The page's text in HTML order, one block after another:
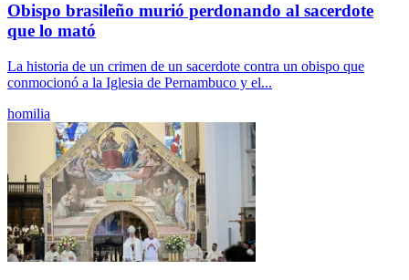
Obispo brasileño murió perdonando al sacerdote
que lo mató
La historia de un crimen de un sacerdote contra un obispo que
conmocionó a la Iglesia de Pernambuco y el...
homilia